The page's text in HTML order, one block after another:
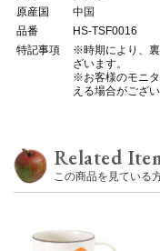
原産国
中国
品番
HS-TSF0016
特記事項
※時期により、
ざいます。
※お客様のモニ
える場合がござい
Related
この商品を見ている